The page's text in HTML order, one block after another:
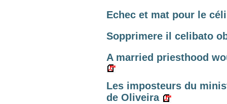
Echec et mat pour le
Sopprimere il celibato
A married priesthood
Les imposteurs du
de Oliveira